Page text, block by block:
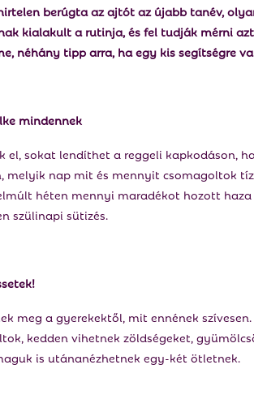
berúgta az ajtót az újabb tanév,
kialakult a rutinja, és fel tudják mérni
néhány tipp arra, ha egy kis segítségre
mindennek
el, sokat lendíthet a reggeli kapkodáson,
melyik nap mit és mennyit csomagoltok
héten mennyi maradékot hozott
szülinapi sütizés.
meg a gyerekektől, mit ennének
kedden vihetnek zöldségeket,
is utánanézhetnek egy-két ötletnek.